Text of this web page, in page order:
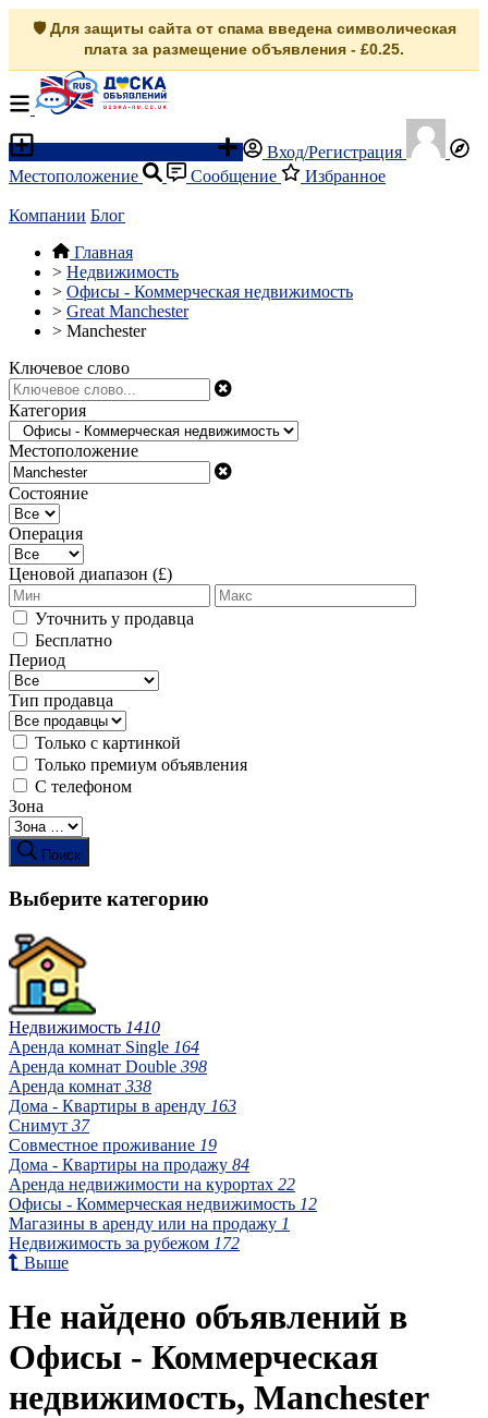
🛡️ Для защиты сайта от спама введена символическая
плата за размещение объявления - £0.25.
Вход/Регистрация
Местоположение
Сообщение Избранное
Компании Блог
Главная
> Недвижимость
> Офисы - Коммерческая недвижимость
> Great Manchester
> Manchester
Ключевое слово
Категория
Местоположение
Состояние
Операция
Ценовой диапазон (£)
Уточнить у продавца
Бесплатно
Период
Тип продавца
Только с картинкой
Только премиум объявления
С телефоном
Зона
Поиск
Выберите категорию
Недвижимость 1410
Аренда комнат Single 164
Аренда комнат Double 398
Аренда комнат 338
Дома - Квартиры в аренду 163
Снимут 37
Совместное проживание 19
Дома - Квартиры на продажу 84
Аренда недвижимости на курортах 22
Офисы - Коммерческая недвижимость 12
Магазины в аренду или на продажу 1
Недвижимость за рубежом 172
Выше
Не найдено объявлений в
Офисы - Коммерческая
недвижимость, Manchester